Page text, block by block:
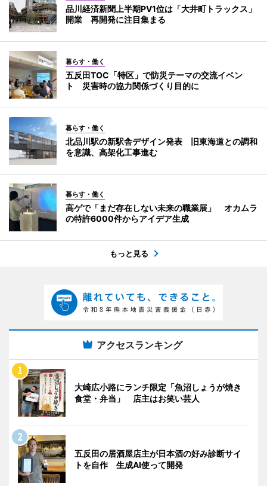
品川経済新聞上半期PV1位は「大井町トラックス」
開業 再開発に注目集まる
暮らす・働く
五反田TOC「特区」で防災テーマの交流イベン
ト 災害時の協力関係づくり目的に
暮らす・働く
北品川駅の新駅舎デザイン発表 旧東海道との調和
を意識、高架化工事進む
暮らす・働く
高ゲで「まだ存在しない未来の職業展」 オカムラ
の特許6000件からアイデア生成
もっと見る
アクセスランキング
大崎広小路にランチ限定「魚沼しょうが焼き
食堂・弁当」 店主はお笑い芸人
五反田の居酒屋店主が日本酒の好み診断サイ
トを自作 生成AI使って開発